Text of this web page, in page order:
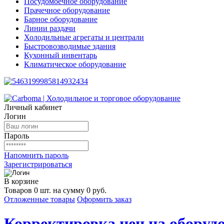
Прачечное оборудование
Барное оборудование
Линии раздачи
Холодильные агрегаты и централи
Быстровозводимые здания
Кухонный инвентарь
Климатическое оборудование
Личный кабинет
Логин
Пароль
Напомнить пароль
Зарегистрироваться
В корзине
Товаров 0 шт. на сумму 0 руб.
Отложенные товары Оформить заказ